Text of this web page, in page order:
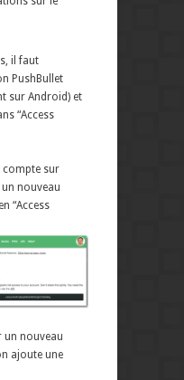
il faut
PushBullet
sur Android) et
“Access
compte sur
nouveau
“Access
un nouveau
ajoute une